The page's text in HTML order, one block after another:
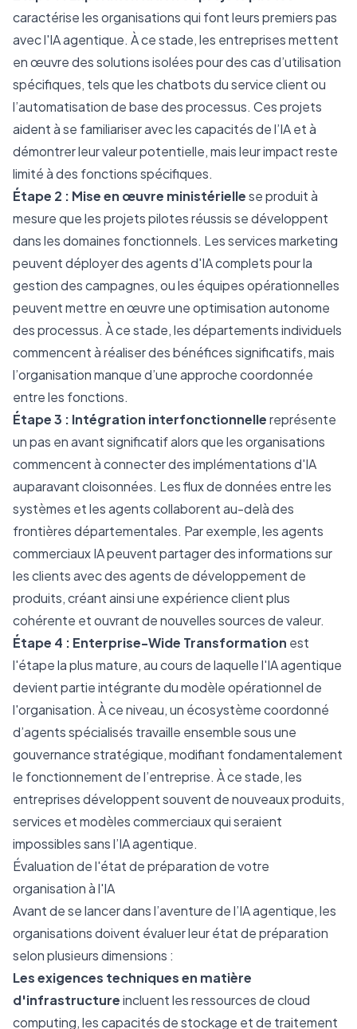
caractérise les organisations qui font leurs premiers pas
avec l'IA agentique. À ce stade, les entreprises mettent
en œuvre des solutions isolées pour des cas d’utilisation
spécifiques, tels que les chatbots du service client ou
l’automatisation de base des processus. Ces projets
aident à se familiariser avec les capacités de l’IA et à
démontrer leur valeur potentielle, mais leur impact reste
limité à des fonctions spécifiques.
Étape 2 : Mise en œuvre ministériellese produit à
mesure que les projets pilotes réussis se développent
dans les domaines fonctionnels. Les services marketing
peuvent déployer des agents d'IA complets pour la
gestion des campagnes, ou les équipes opérationnelles
peuvent mettre en œuvre une optimisation autonome
des processus. À ce stade, les départements individuels
commencent à réaliser des bénéfices significatifs, mais
l’organisation manque d’une approche coordonnée
entre les fonctions.
Étape 3 : Intégration interfonctionnellereprésente
un pas en avant significatif alors que les organisations
commencent à connecter des implémentations d'IA
auparavant cloisonnées. Les flux de données entre les
systèmes et les agents collaborent au-delà des
frontières départementales. Par exemple, les agents
commerciaux IA peuvent partager des informations sur
les clients avec des agents de développement de
produits, créant ainsi une expérience client plus
cohérente et ouvrant de nouvelles sources de valeur.
Étape 4 : Enterprise-Wide Transformation est
l'étape la plus mature, au cours de laquelle l'IA agentique
devient partie intégrante du modèle opérationnel de
l'organisation. À ce niveau, un écosystème coordonné
d’agents spécialisés travaille ensemble sous une
gouvernance stratégique, modifiant fondamentalement
le fonctionnement de l’entreprise. À ce stade, les
entreprises développent souvent de nouveaux produits,
services et modèles commerciaux qui seraient
impossibles sans l’IA agentique.
Évaluation de l'état de préparation de votre
organisation à l'IA
Avant de se lancer dans l’aventure de l’IA agentique, les
organisations doivent évaluer leur état de préparation
selon plusieurs dimensions :
Les exigences techniques en matière
d'infrastructureincluent les ressources de cloud
computing, les capacités de stockage et de traitement